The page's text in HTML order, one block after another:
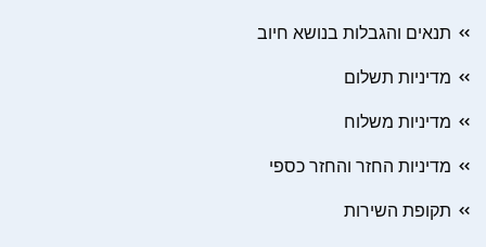
תנאים והגבלות בנושא חיוב
מדיניות תשלום
מדיניות משלוח
מדיניות החזר והחזר כספי
תקופת השירות